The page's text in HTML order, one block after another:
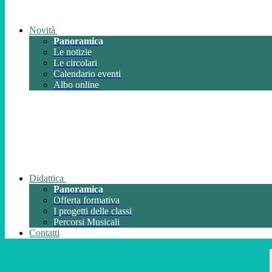
Novità
Panoramica
Le notizie
Le circolari
Calendario eventi
Albo online
Didattica
Panoramica
Offerta formativa
I progetti delle classi
Percorsi Musicali
Contatti